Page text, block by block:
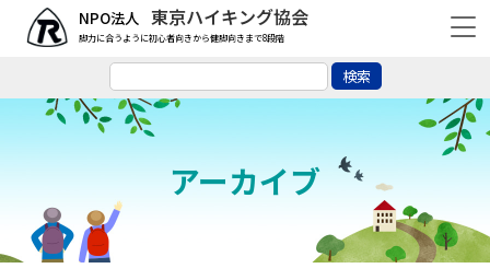
東京ハイキング協会
脚力に合うように初心者向きから健脚向きまで8段階
アーカイブ